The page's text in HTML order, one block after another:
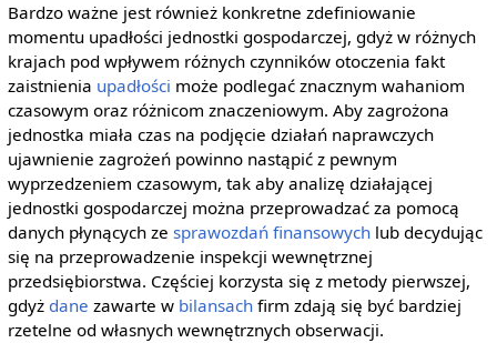
Bardzo ważne jest również konkretne zdefiniowanie
momentu upadłości jednostki gospodarczej, gdyż w różnych
krajach pod wpływem różnych czynników otoczenia fakt
zaistnienia upadłości może podlegać znacznym wahaniom
czasowym oraz różnicom znaczeniowym. Aby zagrożona
jednostka miała czas na podjęcie działań naprawczych
ujawnienie zagrożeń powinno nastąpić z pewnym
wyprzedzeniem czasowym, tak aby analizę działającej
jednostki gospodarczej można przeprowadzać za pomocą
danych płynących ze sprawozdań finansowychlub decydując
się na przeprowadzenie inspekcji wewnętrznej
przedsiębiorstwa. Częściej korzysta się z metody pierwszej,
gdyż dane zawarte w bilansachfirm zdają się być bardziej
rzetelne od własnych wewnętrznych obserwacji.